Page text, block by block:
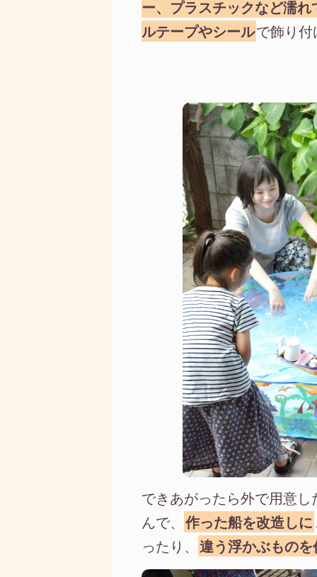
ー、プラスチックなど濡れ
ルテープやシールで飾り付
できあがったら外で用意し
んで、 作った船を改造しに
ったり、 違う浮かぶものを